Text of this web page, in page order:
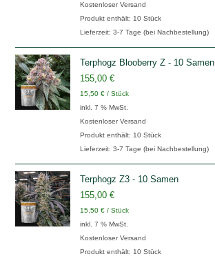
Kostenloser Versand
Produkt enthält: 10Stück
Lieferzeit:3-7 Tage (bei Nachbestellung)
Terphogz Blooberry Z - 10 Samen
155,00€
15,50€ /Stück
inkl. 7 % MwSt.
Kostenloser Versand
Produkt enthält: 10Stück
Lieferzeit:3-7 Tage (bei Nachbestellung)
Terphogz Z3 - 10 Samen
155,00€
15,50€ /Stück
inkl. 7 % MwSt.
Kostenloser Versand
Produkt enthält: 10Stück